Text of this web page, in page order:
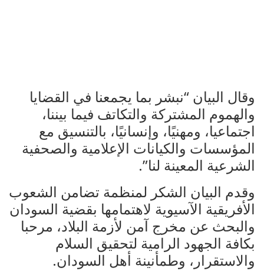
وقال البيان “نبشر بما يجمعنا في القضايا
والهموم المشتركة والتكاتف فيما بيننا،
اجتماعيا، ومهنيًا، وإنسانيًا، بالتنسيق مع
المؤسسات والكيانات الإعلامية والصحفية
الشرعية المعينة لنا”.
وقدم البيان الشكر لمنظمة تضامن الشعوب
الأفريقية الآسيوية لاهتمامها بقضية السودان
والبحث عن مخرج آمن لأزمة البلاد، مرحبا
بكافة الجهود الرامية لتحقيق السلام
والاستقرار، وطمأنينة أهل السودان.